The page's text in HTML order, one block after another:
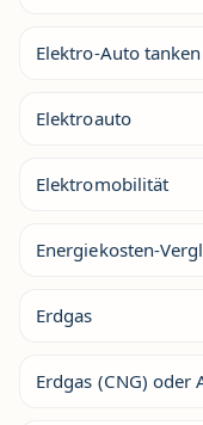
Elektro-Auto tanken
Elektroauto
Elektromobilität
Energiekosten-
Erdgas
Erdgas (CNG) oder